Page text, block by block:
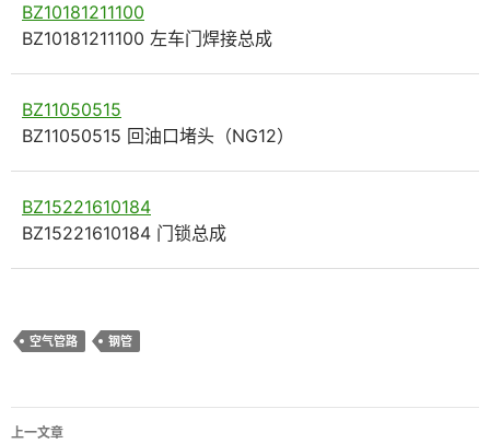
BZ10181211100
BZ10181211100 左车门焊接总成
BZ11050515
BZ11050515 回油口堵头（NG12）
BZ15221610184
BZ15221610184 门锁总成
空气管路 钢管
文
上一文章